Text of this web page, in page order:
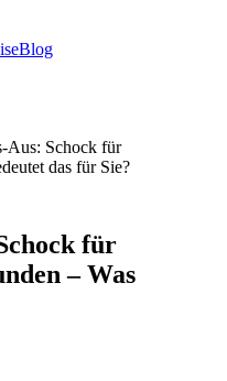
Blog
Aus: Schock für
das für Sie?
für
– Was